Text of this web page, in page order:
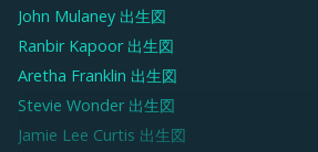
John Mulaney 出生図
Ranbir Kapoor 出生図
Aretha Franklin 出生図
Stevie Wonder 出生図
Jamie Lee Curtis 出生図